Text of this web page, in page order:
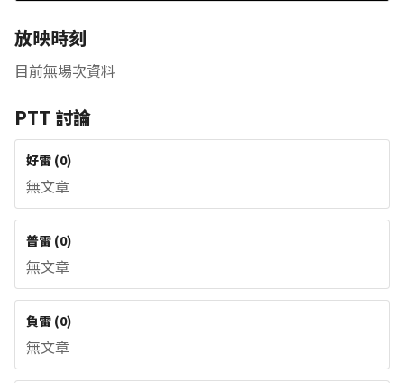
放映時刻
目前無場次資料
PTT 討論
好雷 (0)
無文章
普雷 (0)
無文章
負雷 (0)
無文章